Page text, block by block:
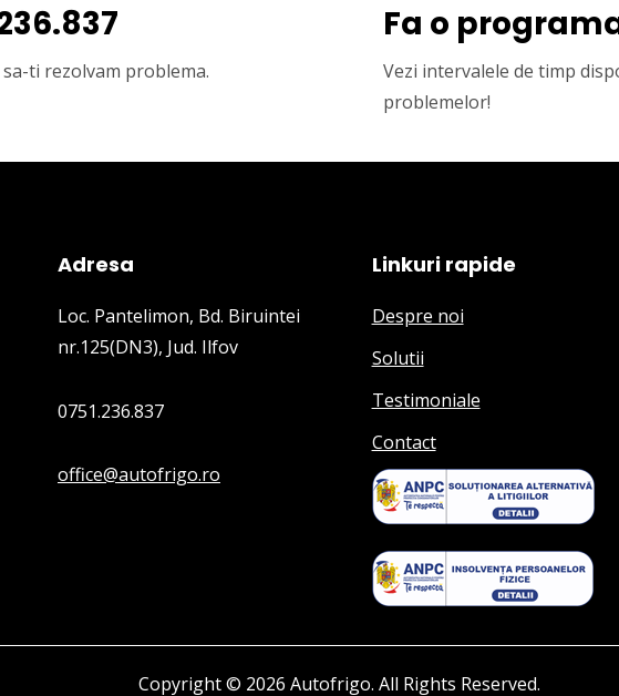
ti rezolvam problema.
Fa o
Vezi intervalele de timp
problemelor!
Adresa
Loc. Pantelimon, Bd. Biruintei
nr.125(DN3), Jud. Ilfov
0751.236.837
office@autofrigo.ro
Linkuri rapide
Despre noi
Solutii
Testimoniale
Contact
Copyright © 2026 Autofrigo. All Rights Reserved.